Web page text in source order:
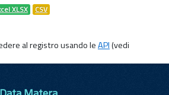
XLSX CSV
al registro usando leAPI(vedi